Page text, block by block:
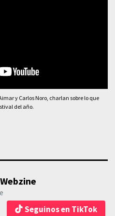
y Carlos Noro, charlan sobre lo que
del año.
Seguinos en TikTok